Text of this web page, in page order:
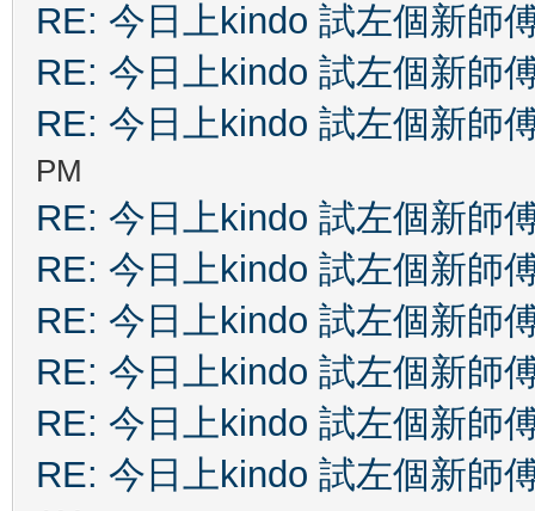
RE: 今日上kindo 試左個新師
RE: 今日上kindo 試左個新師
RE: 今日上kindo 試左個新師
PM
RE: 今日上kindo 試左個新師
RE: 今日上kindo 試左個新師
RE: 今日上kindo 試左個新師
RE: 今日上kindo 試左個新師
RE: 今日上kindo 試左個新師
RE: 今日上kindo 試左個新師